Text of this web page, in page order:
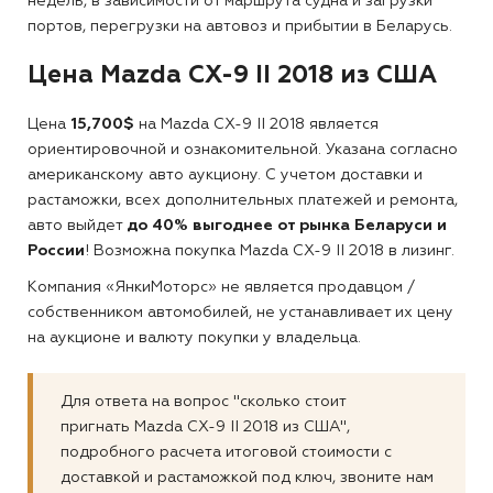
портов, перегрузки на автовоз и прибытии в Беларусь.
Цена Mazda CX-9 II 2018 из США
Цена 15,700$ на Mazda CX-9 II 2018 является
ориентировочной и ознакомительной. Указана согласно
американскому авто аукциону. С учетом доставки и
растаможки, всех дополнительных платежей и ремонта,
авто выйдет до 40% выгоднее от рынка Беларуси и
России! Возможна покупка Mazda CX-9 II 2018 в лизинг.
Компания «ЯнкиМоторс» не является продавцом /
собственником автомобилей, не устанавливает их цену
на аукционе и валюту покупки у владельца.
Для ответа на вопрос "сколько стоит
пригнать Mazda CX-9 II 2018 из США",
подробного расчета итоговой стоимости с
доставкой и растаможкой под ключ, звоните нам